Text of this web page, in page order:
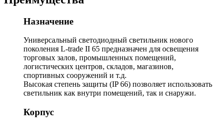
Назначение
Универсальный светодиодный светильник нового
поколения L-trade II 65 предназначен для освещения
торговых залов, промышленных помещений,
логистических центров, складов, магазинов,
спортивных сооружений и т.д.
Высокая степень защиты (IP 66) позволяет использовать
светильник как внутри помещений, так и снаружи.
Корпус